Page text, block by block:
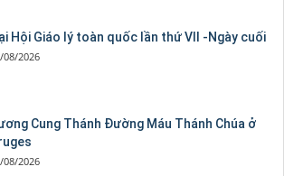
Hội Giáo lý toàn quốc lần thứ VII -Ngày cuối
08/2026
Cung Thánh Ðường Máu Thánh Chúa ở
08/2026